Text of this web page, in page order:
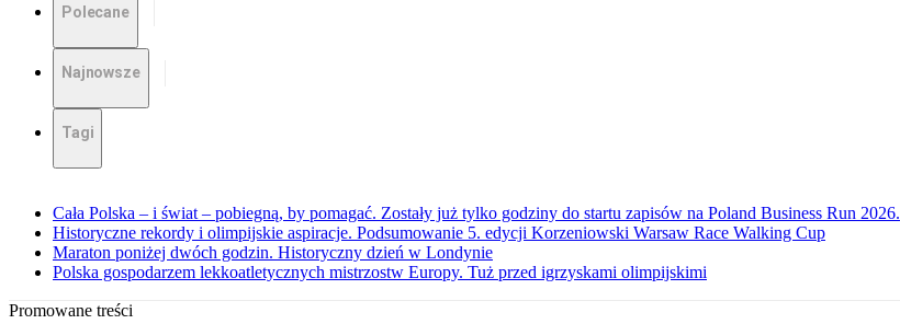
Polecane
Najnowsze
Tagi
Cała Polska – i świat – pobiegną, by pomagać. Zostały już tylko godziny do startu zapisów na Poland Business Run 2026.
Historyczne rekordy i olimpijskie aspiracje. Podsumowanie 5. edycji Korzeniowski Warsaw Race Walking Cup
Maraton poniżej dwóch godzin. Historyczny dzień w Londynie
Polska gospodarzem lekkoatletycznych mistrzostw Europy. Tuż przed igrzyskami olimpijskimi
Promowane treści